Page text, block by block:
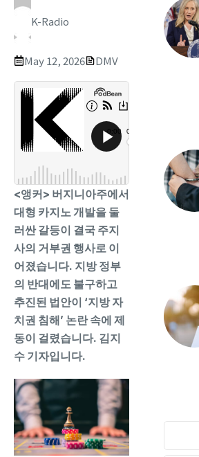
K-Radio
May 12, 2026 DMV
<앵커> 버지니아주에서
대형 카지노 개발을 둘
러싼 갈등이 결국 주지
사의 거부권 행사로 이
어졌습니다. 지방 정부
의 반대에도 불구하고
추진된 법안이 ‘지방 자
치권 침해’ 논란 속에 제
동이 걸렸습니다. 김지
수 기자입니다.